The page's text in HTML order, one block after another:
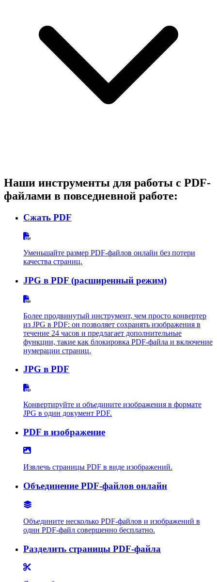
Наши инструменты для работы с PDF-
файлами в повседневной работе:
Сжать PDF
Уменьшайте размер PDF-файлов онлайн без потери
качества страниц.
JPG в PDF (расширенный режим)
Более продвинутый инструмент, чем просто конвертер
из JPG в PDF: он позволяет сохранять изображения в
течение 24 часов и предлагает дополнительные
функции, такие как блокировка PDF-файла и включение
нумерации страниц.
JPG в PDF
Конвертируйте и объедините изображения в формате
JPG в один документ PDF.
PDF в изображение
Извлечь страницы PDF в виде изображений.
Объединение PDF-файлов онлайн
Объедините несколько PDF-файлов и изображений в
один PDF-файл совершенно бесплатно.
Разделить страницы PDF-файла